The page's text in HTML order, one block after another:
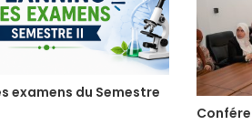
examens du Semestre